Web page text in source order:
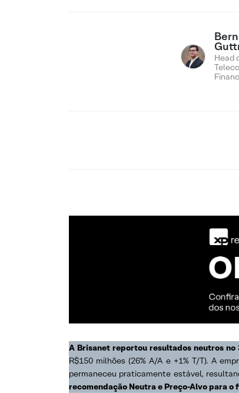
Head
A Brisanet reportou resultados neutros no
R$150 milhões (26% A/A e +1% T/T). A
permaneceu praticamente estável,
recomendação Neutra e Preço-Alvo para o